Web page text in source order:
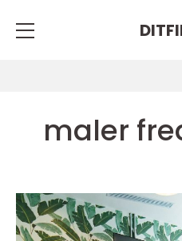
maler